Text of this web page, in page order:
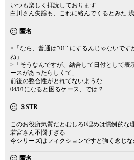
いつも楽しく拝読しております
白川さん失踪も、これに絡んでくるとみた
匿名
>「なら、普通は"01" にするんじゃないです
ね」
>「そうなんですが、結合して日付として表
ースがあったらしくて」
前後の整合性がとれてないような
04/01になると困るケース、では？
３STR
このお役所気質だとむしろ0埋めは慣例的な
若宮さん不憫すぎる
今シリーズはフィクションですと強く念じ